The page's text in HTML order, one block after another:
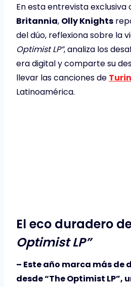
En esta entrevista exclusiva
Britannia, Olly Knights
del dúo, reflexiona sobre la
Optimist LP”, analiza los
era digital y comparte su
llevar las canciones de
Latinoamérica.
El eco duradero
Optimist LP”
– Este año marca más de
desde “The Optimist LP”,